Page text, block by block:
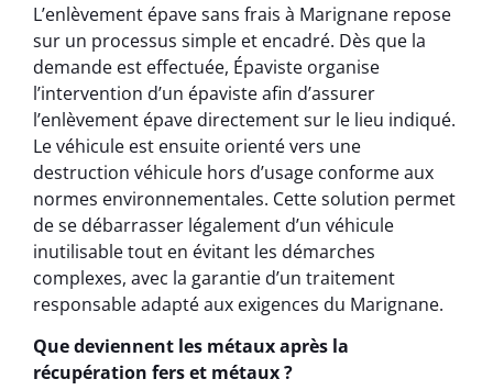
L’enlèvement épave sans frais à Marignane repose
sur un processus simple et encadré. Dès que la
demande est effectuée, Épaviste organise
l’intervention d’un épaviste afin d’assurer
l’enlèvement épave directement sur le lieu indiqué.
Le véhicule est ensuite orienté vers une
destruction véhicule hors d’usage conforme aux
normes environnementales. Cette solution permet
de se débarrasser légalement d’un véhicule
inutilisable tout en évitant les démarches
complexes, avec la garantie d’un traitement
responsable adapté aux exigences du Marignane.
Que deviennent les métaux après la
récupération fers et métaux ?